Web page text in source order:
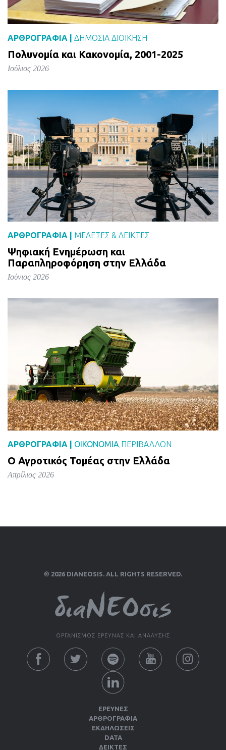
ΑΡΘΡΟΓΡΑΦΙΑ | ΔΗΜΌΣΙΑ ΔΙΟΊΚΗΣΗ
Πολυνομία και Κακονομία, 2001-2025
Ιούλιος 2026
ΑΡΘΡΟΓΡΑΦΙΑ | ΜΕΛΈΤΕΣ & ΔΕΙΚΤΕΣ
Ψηφιακή Ενημέρωση και
Παραπληροφόρηση στην Ελλάδα
Ιούνιος 2026
ΑΡΘΡΟΓΡΑΦΙΑ | ΟΙΚΟΝΟΜΙΑ ΠΕΡΙΒΑΛΛΟΝ
Ο Αγροτικός Τομέας στην Ελλάδα
Απρίλιος 2026
© 2026 DIANEOSIS. ALL RIGHTS RESERVED.
ΟΡΓΑΝΙΣΜΟΣ ΕΡΕΥΝΑΣ ΚΑΙ ΑΝΑΛΥΣΗΣ
ΕΡΕΥΝΕΣ
ΑΡΘΡΟΓΡΑΦΙΑ
ΕΚΔΗΛΏΣΕΙΣ
DATA
ΔΕΊΚΤΕΣ